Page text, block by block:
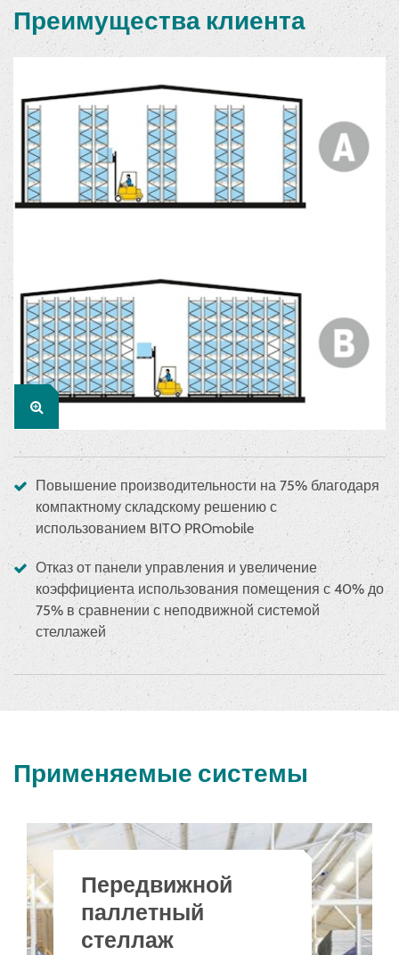
Преимущества клиента
Повышение производительности на 75% благодаря
компактному складскому решению с
использованием BITO PROmobile
Отказ от панели управления и увеличение
коэффициента использования помещения с 40% до
75% в сравнении с неподвижной системой
стеллажей
Применяемые системы
Передвижной
паллетный
стеллаж